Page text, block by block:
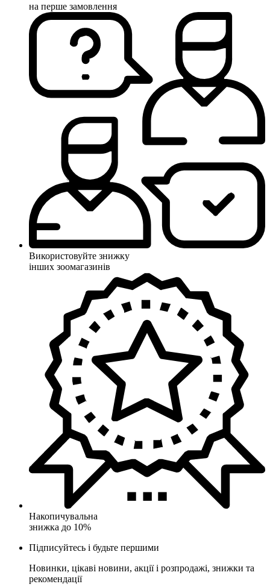
на перше замовлення
Використовуйте знижку
інших зоомагазинів
Накопичувальна
знижка до 10%
Підписуйтесь і будьте першими
Новинки, цікаві новини, акції і розпродажі, знижки та
рекомендації